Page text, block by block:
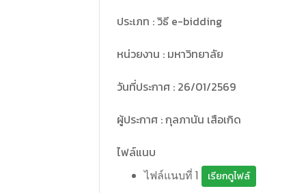
ประเภท : วิธี e-bidding
หน่วยงาน : มหาวิทยาลัย
วันที่ประกาศ : 26/01/2569
ผู้ประกาศ : กุลภานัน เสือเกิด
ไฟล์แนบ
ไฟล์แนบที่ 1 เรียกดูไฟล์